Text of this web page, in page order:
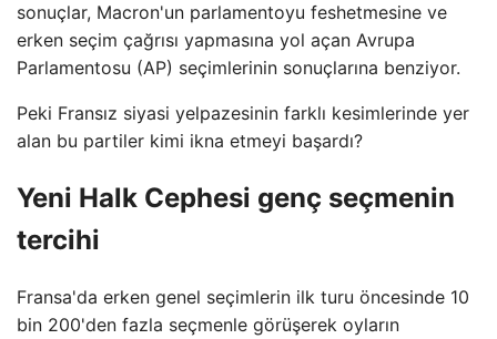
sonuçlar, Macron'un parlamentoyu feshetmesine ve
erken seçim çağrısı yapmasına yol açan Avrupa
Parlamentosu (AP) seçimlerinin sonuçlarına benziyor.
Peki Fransız siyasi yelpazesinin farklı kesimlerinde yer
alan bu partiler kimi ikna etmeyi başardı?
Yeni Halk Cephesi genç seçmenin
tercihi
Fransa'da erken genel seçimlerin ilk turu öncesinde 10
bin 200'den fazla seçmenle görüşerek oyların